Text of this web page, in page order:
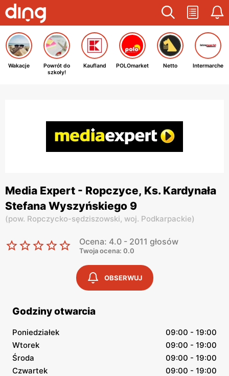
Wakacje
Powrót do
szkoły!
Kaufland POLOmarket Netto Intermarche
Media Expert - Ropczyce, Ks. Kardynała
Stefana Wyszyńskiego 9
(pow. Ropczycko-sędziszowski, woj. Podkarpackie)
Ocena: 4.0 - 2011 głosów
Twoja ocena: 0.0
OBSERWUJ
Godziny otwarcia
Poniedziałek
09:00 - 19:00
Wtorek
09:00 - 19:00
Środa
09:00 - 19:00
Czwartek
09:00 - 19:00